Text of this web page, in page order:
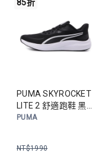
85折
PUMA SKYROCKET
LITE 2 舒適跑鞋 黑白
31173001 男鞋
PUMA
NT$1990